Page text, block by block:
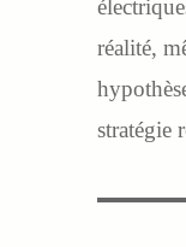
réalité,
stratégie